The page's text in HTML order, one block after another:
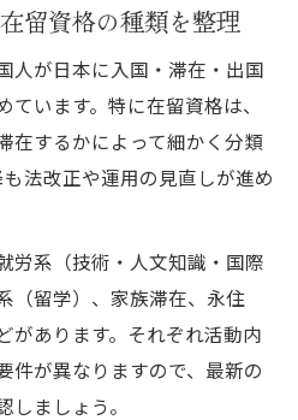
留資格の種類を整理
人が日本に入国・滞在・出国
います。特に在留資格は、
在するかによって細かく分類
法改正や運用の見直しが進め
労系（技術・人文知識・国際
（留学）、家族滞在、永住
があります。それぞれ活動内
件が異なりますので、最新の
ましょう。